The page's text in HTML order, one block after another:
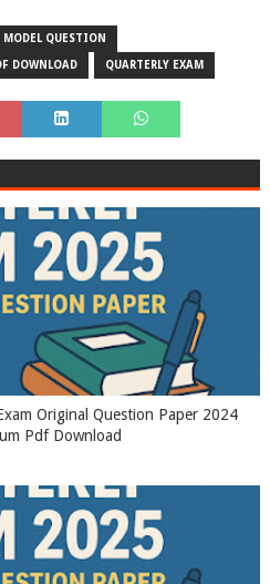
MODEL QUESTION
DOWNLOAD QUARTERLY EXAM
Original Question Paper 2024
Pdf Download